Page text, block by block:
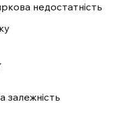
недостатність
залежність